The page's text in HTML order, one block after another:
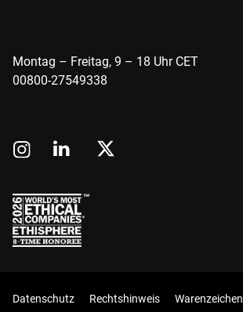
Montag – Freitag, 9 – 18 Uhr CET
00800-27549338
Datenschutz Rechtshinweis Warenzeichen